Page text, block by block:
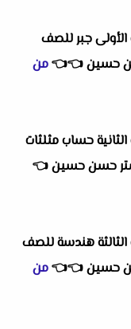
الأولى جبر للصف
👈
👈من
حساب مثلثات
👈
الثالثة هندسة للصف
👈
👈من